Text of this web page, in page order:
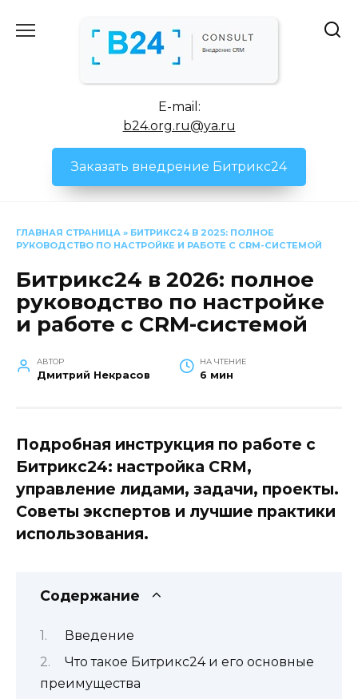
E-mail:
b24.org.ru@ya.ru
Заказать внедрение Битрикс24
ГЛАВНАЯ СТРАНИЦА » БИТРИКС24 В 2025: ПОЛНОЕ
РУКОВОДСТВО ПО НАСТРОЙКЕ И РАБОТЕ С CRM-СИСТЕМОЙ
Битрикс24 в 2026: полное
руководство по настройке
и работе с CRM-системой
АВТОР
Дмитрий Некрасов
НА ЧТЕНИЕ
6 мин
Подробная инструкция по работе с
Битрикс24: настройка CRM,
управление лидами, задачи, проекты.
Советы экспертов и лучшие практики
использования.
Содержание
Введение
Что такое Битрикс24 и его основные
преимущества